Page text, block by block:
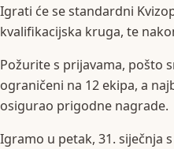
Igrati će se standardni
kvalifikacijska kruga, te
Požurite s prijavama, pošto
ograničeni na 12 ekipa, a
osigurao prigodne nagrade.
Igramo u petak, 31. siječnja